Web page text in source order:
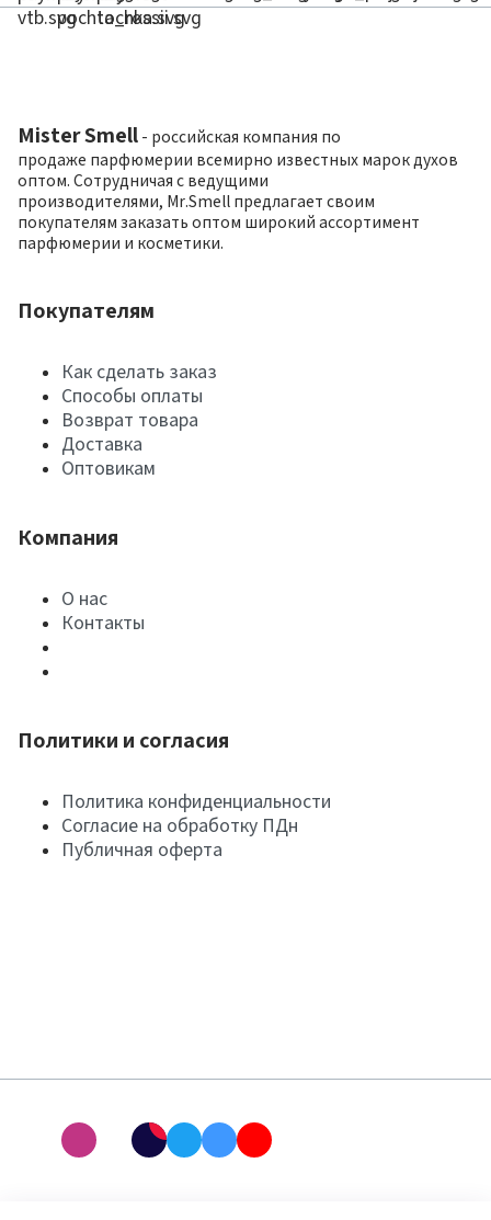
Mister Smell - российская компания по
продаже парфюмерии всемирно известных марок духов
оптом. Сотрудничая с ведущими
производителями, Mr.Smell предлагает своим
покупателям заказать оптом широкий ассортимент
парфюмерии и косметики.
Покупателям
Как сделать заказ
Способы оплаты
Возврат товара
Доставка
Оптовикам
Компания
О нас
Контакты
Политики и согласия
Политика конфиденциальности
Согласие на обработку ПДн
Публичная оферта